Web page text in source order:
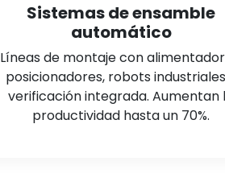
Sistemas de ensamble
automático
Líneas de montaje con
posicionadores, robots
verificación integrada. Aumentan
productividad hasta un 70%.